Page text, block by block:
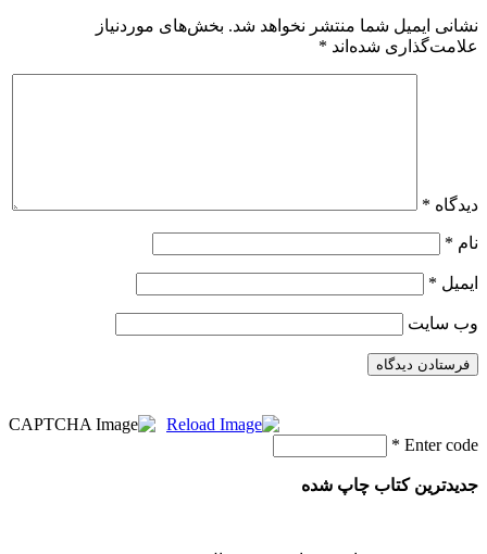
نشانی ایمیل شما منتشر نخواهد شد. بخش‌های موردنیاز
علامت‌گذاری شده‌اند *
دیدگاه *
نام *
ایمیل *
وب‌ سایت
Enter code
*
جدیدترین کتاب چاپ شده